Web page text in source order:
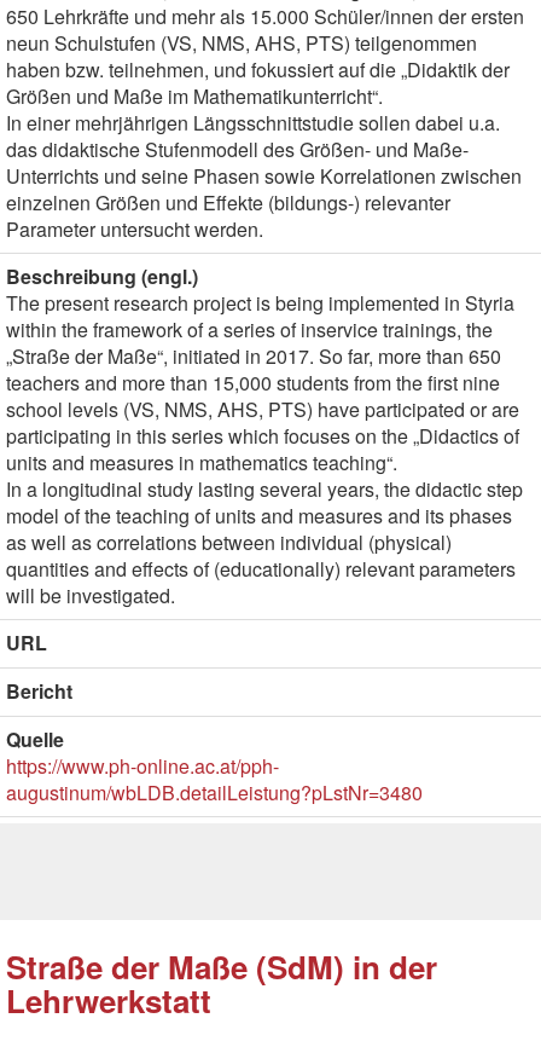
650 Lehrkräfte und mehr als 15.000 Schüler/innen der ersten
neun Schulstufen (VS, NMS, AHS, PTS) teilgenommen
haben bzw. teilnehmen, und fokussiert auf die „Didaktik der
Größen und Maße im Mathematikunterricht“.
In einer mehrjährigen Längsschnittstudie sollen dabei u.a.
das didaktische Stufenmodell des Größen- und Maße-
Unterrichts und seine Phasen sowie Korrelationen zwischen
einzelnen Größen und Effekte (bildungs-) relevanter
Parameter untersucht werden.
Beschreibung (engl.)
The present research project is being implemented in Styria
within the framework of a series of inservice trainings, the
„Straße der Maße“, initiated in 2017. So far, more than 650
teachers and more than 15,000 students from the first nine
school levels (VS, NMS, AHS, PTS) have participated or are
participating in this series which focuses on the „Didactics of
units and measures in mathematics teaching“.
In a longitudinal study lasting several years, the didactic step
model of the teaching of units and measures and its phases
as well as correlations between individual (physical)
quantities and effects of (educationally) relevant parameters
will be investigated.
URL
Bericht
Quelle
https://www.ph-online.ac.at/pph-
augustinum/wbLDB.detailLeistung?pLstNr=3480
Straße der Maße (SdM) in der
Lehrwerkstatt